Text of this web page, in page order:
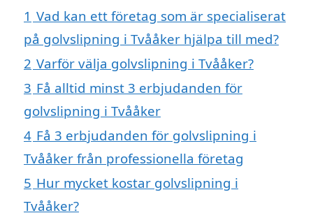
1 Vad kan ett företag som är specialiserat
på golvslipning i Tvååker hjälpa till med?
2 Varför välja golvslipning i Tvååker?
3 Få alltid minst 3 erbjudanden för
golvslipning i Tvååker
4 Få 3 erbjudanden för golvslipning i
Tvååker från professionella företag
5 Hur mycket kostar golvslipning i
Tvååker?